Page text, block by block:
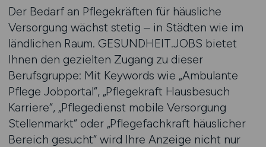
Der Bedarf an Pflegekräften für häusliche
Versorgung wächst stetig – in Städten wie im
ländlichen Raum. GESUNDHEIT.JOBS bietet
Ihnen den gezielten Zugang zu dieser
Berufsgruppe: Mit Keywords wie „Ambulante
Pflege Jobportal“, „Pflegekraft Hausbesuch
Karriere“, „Pflegedienst mobile Versorgung
Stellenmarkt“ oder „Pflegefachkraft häuslicher
Bereich gesucht“ wird Ihre Anzeige nicht nur